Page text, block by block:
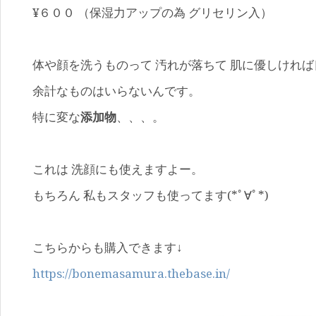
¥６００ （保湿力アップの為 グリセリン入）
体や顔を洗うものって 汚れが落ちて 肌に優しければ
余計なものはいらないんです。
特に変な添加物、、、。
これは 洗顔にも使えますよー。
もちろん 私もスタッフも使ってます(*ﾟ∀ﾟ*)
こちらからも購入できます↓
https://bonemasamura.thebase.in/